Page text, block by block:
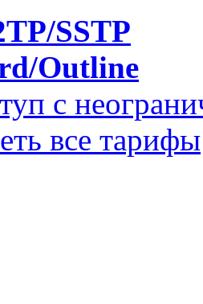
SSTP
Outline
с
все тарифы